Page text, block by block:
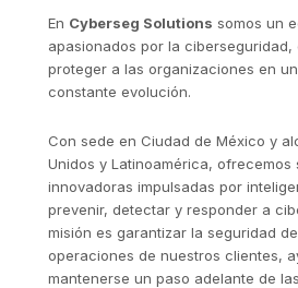
En Cyberseg Solutions somos un
apasionados por la ciberseguridad,
proteger a las organizaciones en
constante evolución.
Con sede en Ciudad de México y
Unidos y Latinoamérica, ofrecemos
innovadoras impulsadas por
prevenir, detectar y responder a
misión es garantizar la seguridad
operaciones de nuestros clientes,
mantenerse un paso adelante de